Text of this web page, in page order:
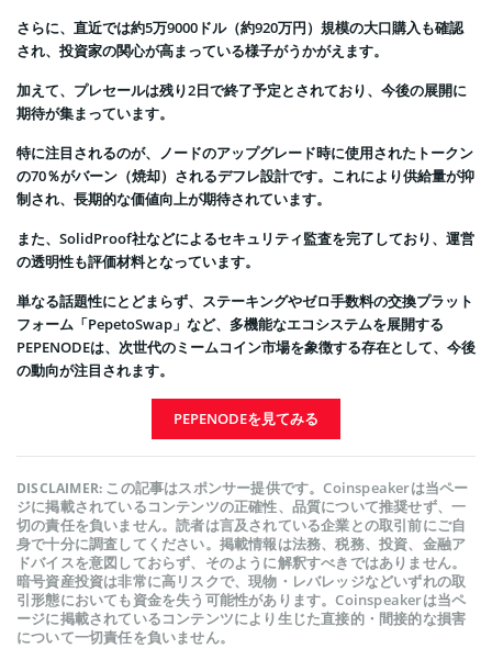
さらに、直近では約5万9000ドル（約920万円）規模の大口購入も確認
され、投資家の関心が高まっている様子がうかがえます。
加えて、プレセールは残り2日で終了予定とされており、今後の展開に
期待が集まっています。
特に注目されるのが、ノードのアップグレード時に使用されたトークン
の70％がバーン（焼却）されるデフレ設計です。これにより供給量が抑
制され、長期的な価値向上が期待されています。
また、SolidProof社などによるセキュリティ監査を完了しており、運営
の透明性も評価材料となっています。
単なる話題性にとどまらず、ステーキングやゼロ手数料の交換プラット
フォーム「PepetoSwap」など、多機能なエコシステムを展開する
PEPENODEは、次世代のミームコイン市場を象徴する存在として、今後
の動向が注目されます。
PEPENODEを見てみる
DISCLAIMER: この記事はスポンサー提供です。Coinspeakerは当ペー
ジに掲載されているコンテンツの正確性、品質について推奨せず、一
切の責任を負いません。読者は言及されている企業との取引前にご自
身で十分に調査してください。掲載情報は法務、税務、投資、金融ア
ドバイスを意図しておらず、そのように解釈すべきではありません。
暗号資産投資は非常に高リスクで、現物・レバレッジなどいずれの取
引形態においても資金を失う可能性があります。Coinspeakerは当ペ
ージに掲載されているコンテンツにより生じた直接的・間接的な損害
について一切責任を負いません。